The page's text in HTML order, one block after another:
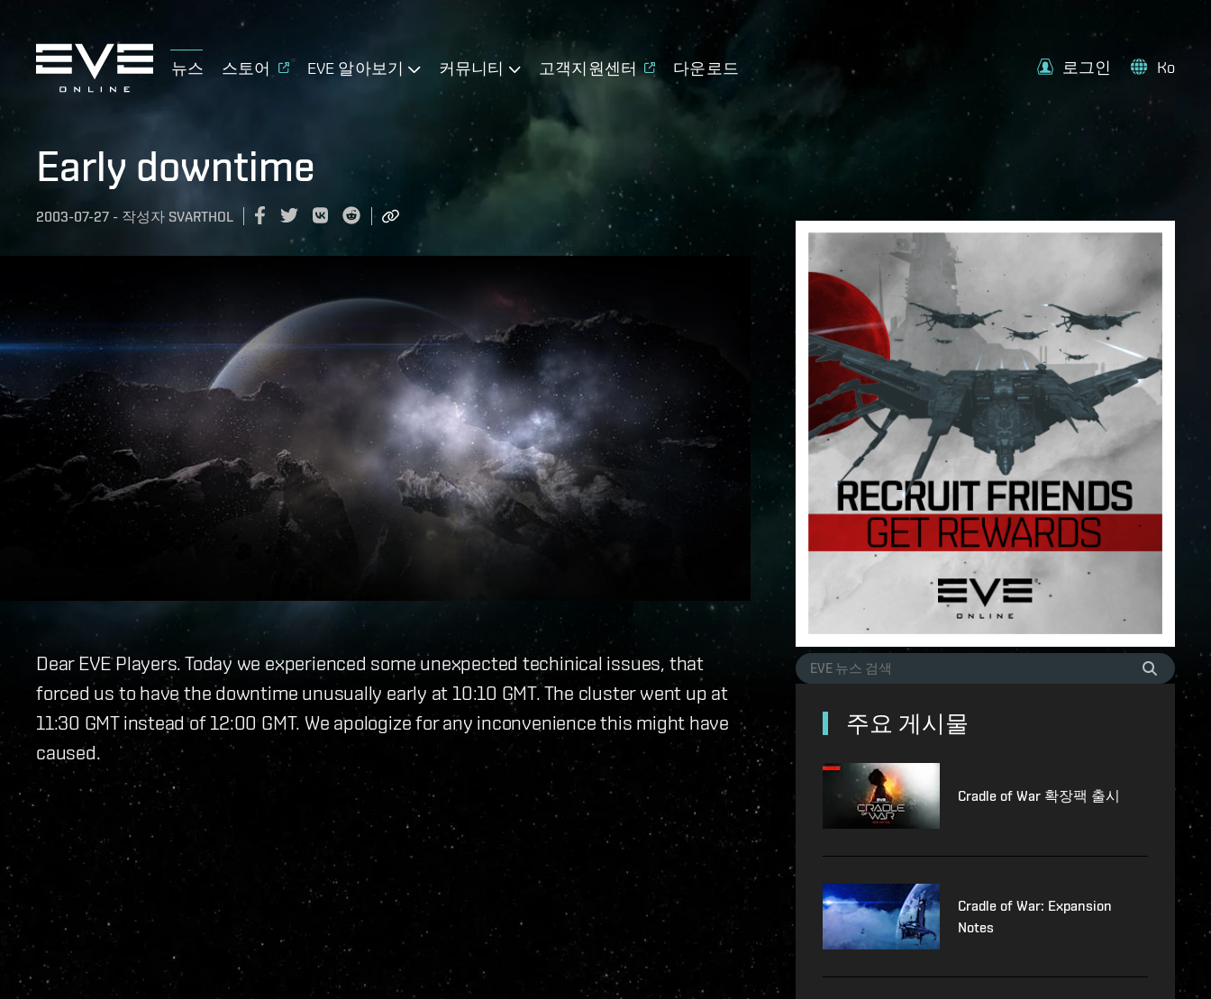
뉴스 스토어 EVE 알아보기 커뮤니티 고객지원센터 다운로드 로그인 Ko
Early downtime
2003-07-27 - 작성자 SVARTHOL
Dear EVE Players. Today we experienced some unexpected techinical issues, that
forced us to have the downtime unusually early at 10:10 GMT. The cluster went up at
11:30 GMT instead of 12:00 GMT. We apologize for any inconvenience this might have
caused.
주요 게시물
Cradle of War 확장팩 출시
Cradle of War: Expansion
Notes